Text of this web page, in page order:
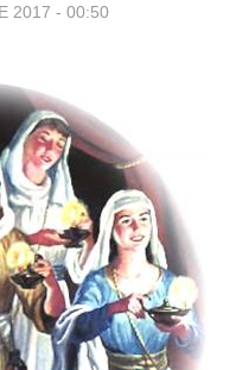
2017 - 00:50